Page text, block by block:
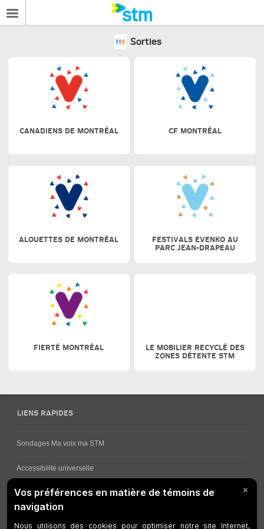
Sorties
CANADIENS DE MONTRÉAL CF MONTRÉAL
ALOUETTES DE MONTRÉAL
FESTIVALS EVENKO AU
PARC JEAN-DRAPEAU
FIERTÉ MONTRÉAL
LE MOBILIER RECYCLÉ DES
ZONES DÉTENTE STM
LIENS RAPIDES
Sondages Ma voix ma STM
Accessibilité universelle
Comment obtenir vos horaires de bus